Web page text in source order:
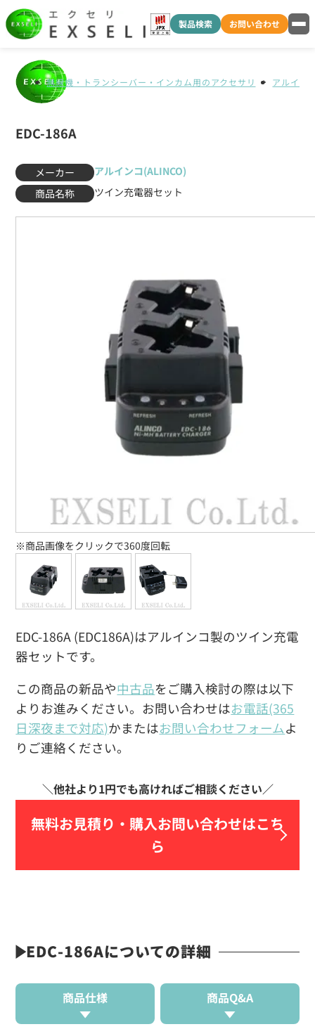
製品検索 お問い合わせ
無線機・トランシーバー・インカム用のアクセサリ アルイン
EDC-186A
メーカー
アルインコ(ALINCO)
商品名称
ツイン充電器セット
EDC-186A (EDC186A)はアルインコ製のツイン充電
器セットです。
この商品の新品や中古品をご購入検討の際は以下
よりお進みください。お問い合わせはお電話(365
日深夜まで対応)かまたはお問い合わせフォームよ
りご連絡ください。
無料お見積り・ 購入お問い合わせはこち
ら
※商品画像をクリックで360度回転
EDC-186Aについての詳細
商品仕様 商品Q&A